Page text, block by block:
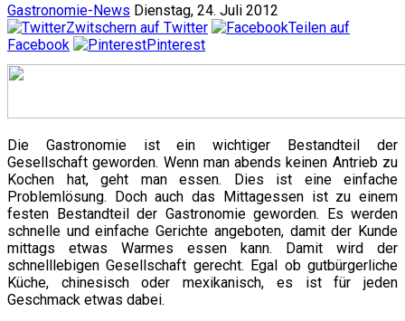
Gastronomie-News Dienstag, 24. Juli 2012
Zwitschern auf Twitter
Teilen auf
Facebook
Pinterest
Die Gastronomie ist ein wichtiger Bestandteil der
Gesellschaft geworden. Wenn man abends keinen Antrieb zu
Kochen hat, geht man essen. Dies ist eine einfache
Problemlösung. Doch auch das Mittagessen istzu einem
festen Bestandteil der Gastronomie geworden. Es werden
schnelle und einfache Gerichte angeboten, damit der Kunde
mittags etwas Warmes essen kann. Damit wird der
schnelllebigen Gesellschaft gerecht. Egal ob gutbürgerliche
Küche, chinesisch oder mexikanisch, es ist für jeden
Geschmack etwas dabei.